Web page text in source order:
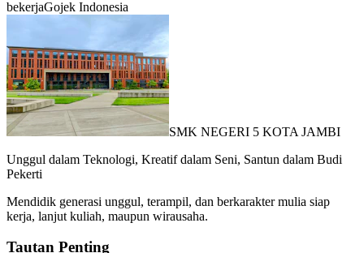
bekerjaGojek Indonesia
SMK NEGERI 5 KOTA JAMBI
Unggul dalam Teknologi, Kreatif dalam Seni, Santun dalam Budi
Pekerti
Mendidik generasi unggul, terampil, dan berkarakter mulia siap
kerja, lanjut kuliah, maupun wirausaha.
Tautan Penting